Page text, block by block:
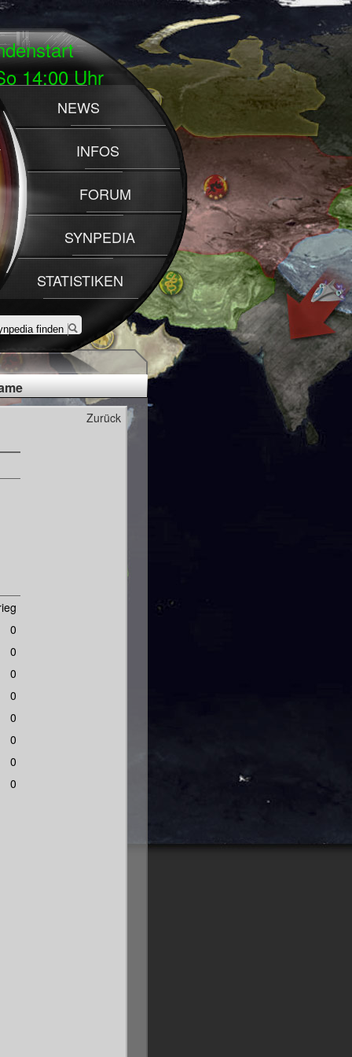
Uhr
NEWS
INFOS
FORUM
SYNPEDIA
STATISTIKEN
Zurück
0
0
0
0
0
0
0
0